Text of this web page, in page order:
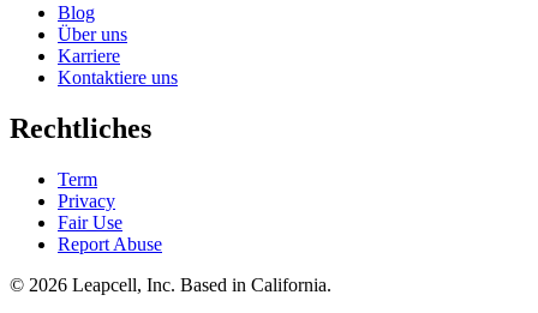
Blog
Über uns
Karriere
Kontaktiere uns
Rechtliches
Term
Privacy
Fair Use
Report Abuse
© 2026 Leapcell, Inc. Based in California.